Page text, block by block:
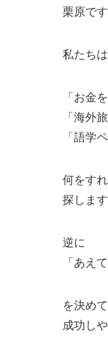
栗原です
私たちは
「お金
「海外
「語学
何をす
探します
逆に
「あえ
を決め
成功し